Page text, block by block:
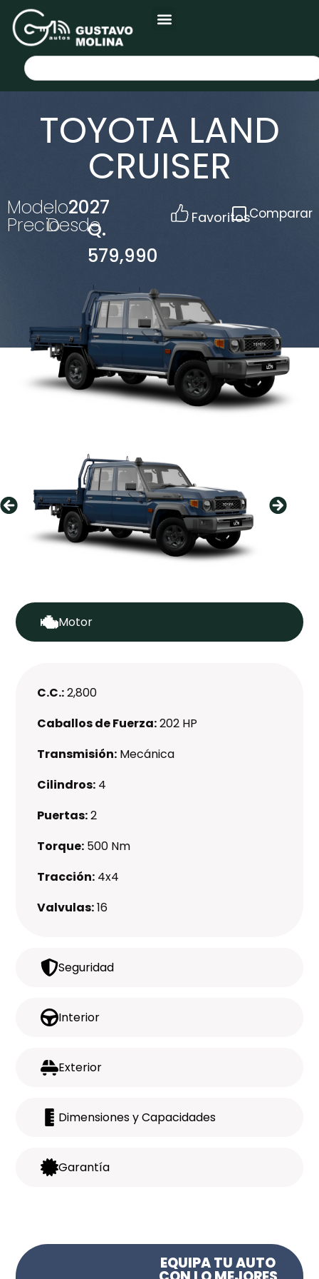
TOYOTA LAND
CRUISER
Modelo2027
PrecioDesde
Q.
579,990
FavoritosComparar
Motor
Seguridad
Interior
Exterior
Dimensiones y Capacidades
Garantía
C.C.:2,800
Caballos de Fuerza:202 HP
Transmisión: Mecánica
Cilindros: 4
Puertas:2
Torque: 500 Nm
Tracción: 4x4
Valvulas:16
EQUIPA TU AUTO